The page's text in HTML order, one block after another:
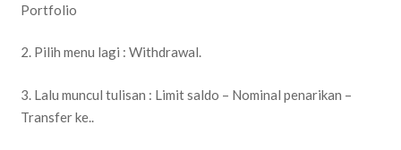
Portfolio
2. Pilih menu lagi : Withdrawal.
3. Lalu muncul tulisan : Limit saldo – Nominal penarikan –
Transfer ke..